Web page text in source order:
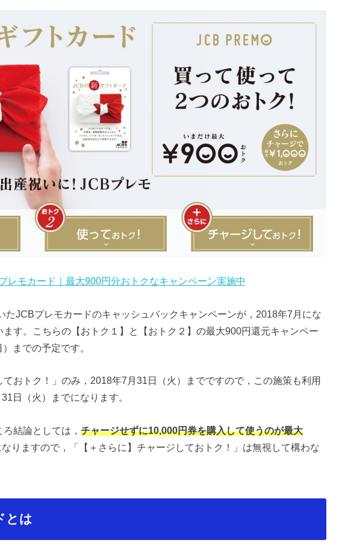
プレモカード｜最大900円分おトクなキャンペーン実施中
たJCBプレモカードのキャッシュバックキャンペーンが，2018年7月にな
す。こちらの【おトク１】と【おトク２】の最大900円還元キャンペー
までの予定です。
ておトク！」のみ，2018年7月31日（火）までですので，この施策も利用
日（火）までになります。
結論としては， チャージせずに10,000円券を購入して使うのが最大
なりますので，「【＋さらに】チャージしておトク！」は無視して構わな
とは